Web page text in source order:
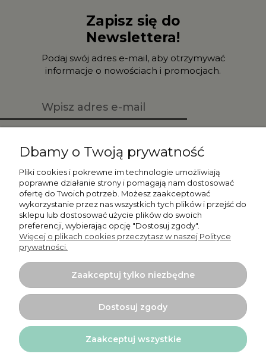
Zapisz się do
Newslettera!
Podaj swój adres e-mail, aby otrzymywać
informacje o nowościach i promocjach.
Moje konto
Płatności i dostawa
Informacje
O nas
Projekt i wykonanie:Ecommercy.pl
Dbamy o Twoją prywatność
Pliki cookies i pokrewne im technologie umożliwiają
poprawne działanie strony i pomagają nam dostosować
ofertę do Twoich potrzeb. Możesz zaakceptować
wykorzystanie przez nas wszystkich tych plików i przejść do
sklepu lub dostosować użycie plików do swoich
preferencji, wybierając opcję "Dostosuj zgody".
Więcej o plikach cookies przeczytasz w naszej Polityce
prywatności.
Zaakceptuj tylko niezbędne
Dostosuj zgody
Zaakceptuj wszystkie